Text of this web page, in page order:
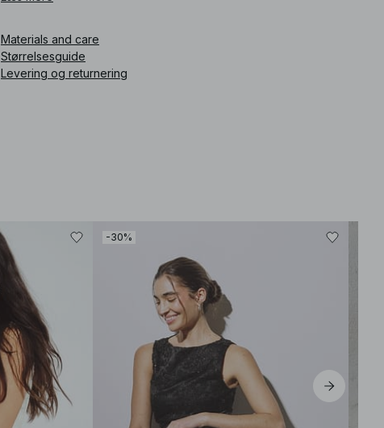
Materials and care
Størrelsesguide
Levering og returnering
-30%